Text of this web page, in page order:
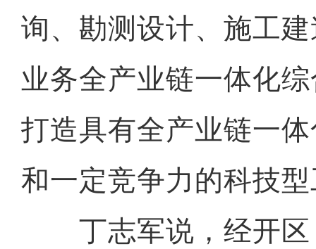
询、勘测设计、施工
业务全产业链一体化
打造具有全产业链一
和一定竞争力的科技
丁志军说，经开区